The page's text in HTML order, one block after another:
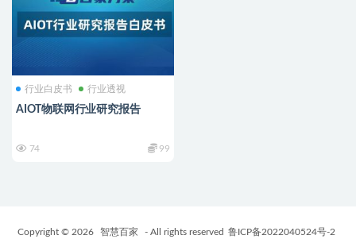
行业白皮书 行业透视
AIOT物联网行业研究报告
74 99
Copyright © 2026 智慧百家 - All rights reserved 鲁ICP备2022040524号-2